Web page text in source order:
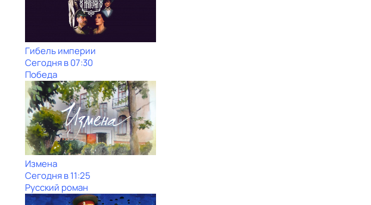
Гибель империи
Сегодня в 07:30
Победа
Измена
Сегодня в 11:25
Русский роман